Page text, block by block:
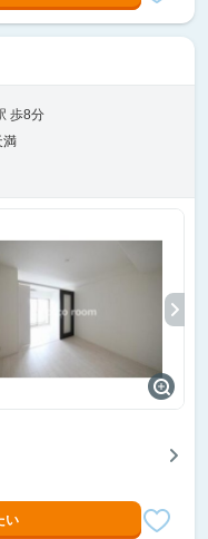
歩8分
満
い